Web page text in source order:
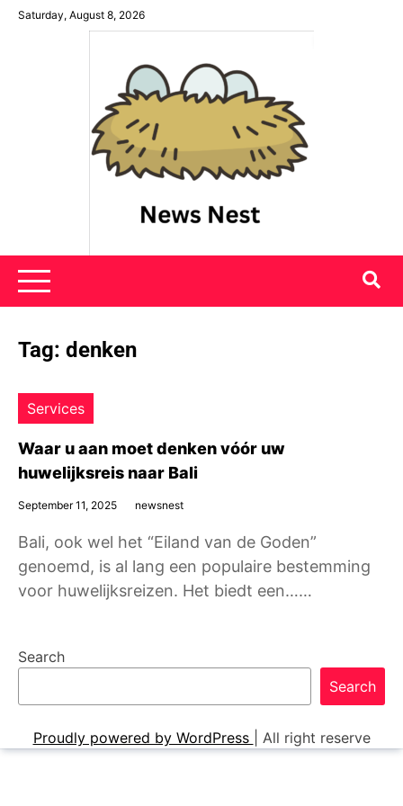
SkipSaturday, August 8, 2026
News Nest
Tag: denken
Services
Waar u aan moet denken vóór uw
huwelijksreis naar Bali
September 11, 2025 newsnest
Bali, ook wel het “Eiland van de Goden”
genoemd, is al lang een populaire bestemming
voor huwelijksreizen. Het biedt een……
Search
Search
Proudly powered by WordPress All right reserve